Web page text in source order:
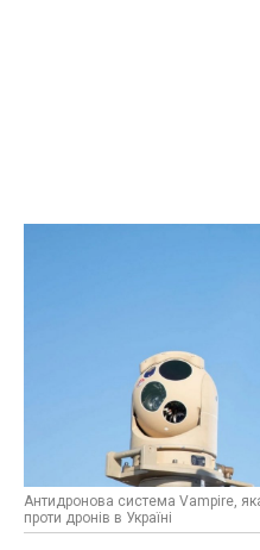
Антидронова система Vampire,
проти дронів в Україні